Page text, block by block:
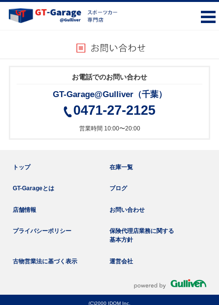
お電話でのお問い合わせ
GT-Garage@Gulliver（千葉）
0471-27-2125
営業時間 10:00〜20:00
トップ 在庫一覧
GT-Garageとは ブログ
店舗情報 お問い合わせ
プライバシーポリシー
保険代理店業務に関する
基本方針
古物営業法に基づく表示 運営会社
(C)2000 IDOM Inc.